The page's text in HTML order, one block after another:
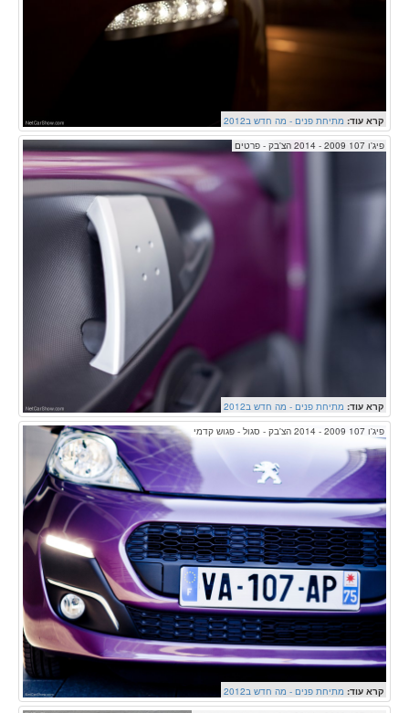
קרא עוד: מתיחת פנים - מה חדש ב2012
פיג'ו 107 2009 - 2014 הצ'בק - פרטים
קרא עוד: מתיחת פנים - מה חדש ב2012
פיג'ו 107 2009 - 2014 הצ'בק - סגול - פגוש קדמי
קרא עוד: מתיחת פנים - מה חדש ב2012